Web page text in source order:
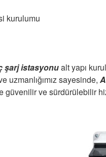
kurulumu
şarj istasyonualt yapı
uzmanlığımız sayesinde,
güvenilir ve sürdürülebilir